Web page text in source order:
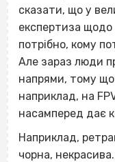
сказати, що у
експертиза щодо
потрібно, кому
Але зараз люди
напрями, тому
наприклад, на
насамперед дає
Наприклад,
чорна,